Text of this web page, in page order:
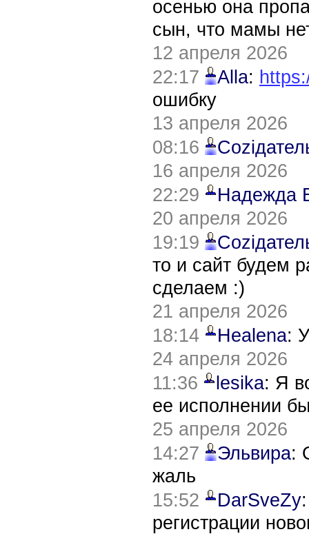
осенью она
сын, что мамы
12 апреля 2026
22:17
Alla:
ошибку
13 апреля 2026
08:16
16 апреля 2026
22:29
Надежда
20 апреля 2026
19:19
то и сайт будем
сделаем :)
21 апреля 2026
18:14
Healena:
24 апреля 2026
11:36
lesika: Я
ее исполнении
25 апреля 2026
14:27
Эльвира:
жаль
15:52
DarSveZy
регистрации